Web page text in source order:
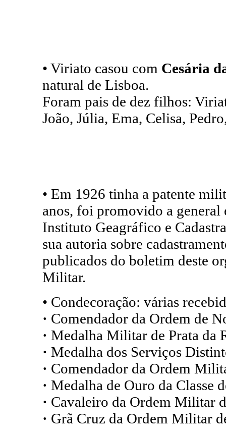
• Viriato casou com Cesária
natural de Lisboa.
Foram pais de dez filhos:
João, Júlia, Ema, Celisa,
• Em 1926 tinha a patente
anos, foi promovido a general
Instituto Geagráfico e
sua autoria sobre
publicados do boletim deste
Militar.
• Condecoração: várias
· Comendador da Ordem de
· Medalha Militar de Prata da
· Medalha dos Serviços
· Comendador da Ordem
· Medalha de Ouro da Classe
· Cavaleiro da Ordem Militar
· Grã Cruz da Ordem Militar